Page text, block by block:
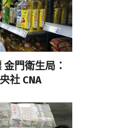
門衛生局：
社 CNA